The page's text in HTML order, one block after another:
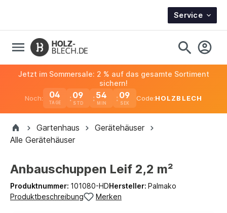
Service
Noch: 04
TAGE
09 54 08
Jetzt im Sommersale: 2 % auf das gesamte Sortiment
sichern!
Code:HOLZBLECH
Gartenhaus
Gerätehäuser
Alle Gerätehäuser
Anbauschuppen Leif 2,2 m²
Produktnummer: 101080-HDHersteller: Palmako
Produktbeschreibung
Merken